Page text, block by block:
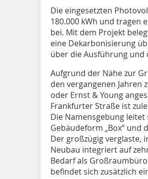
Die eingesetzten
180.000 kWh und tragen
bei. Mit dem Projekt
eine Dekarbonisierung
über die Ausführung und
Aufgrund der Nähe zur
den vergangenen Jahren
oder Ernst & Young
Frankfurter Straße ist
Die Namensgebung
Gebäudeform „Box“
Der großzügig verglaste,
Neubau integriert auf
Bedarf als
befindet sich zusätzlich